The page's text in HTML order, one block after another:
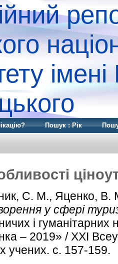
Пошук : Рік
С. М., Яценко, В.
у сфері
і
– 2019» / XXI
учених. с. 157-159.